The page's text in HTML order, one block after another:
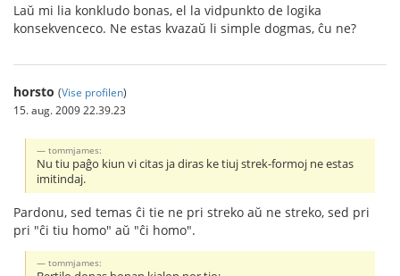
Laŭ mi lia konkludo bonas, el la vidpunkto de logika
konsekvenceco. Ne estas kvazaŭ li simple dogmas, ĉu ne?
horsto (Vise profilen)
15. aug. 2009 22.39.23
tommjames:
Nu tiu paĝo kiun vi citas ja diras ke tiuj strek-formoj ne estas
imitindaj.
Pardonu, sed temas ĉi tie ne pri streko aŭ ne streko, sed pri
pri "ĉi tiu homo" aŭ "ĉi homo".
tommjames: